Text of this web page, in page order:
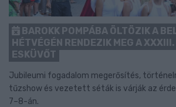
BAROKK POMPÁBA ÖLTÖZIK A
HÉTVÉGÉN RENDEZIK MEG A
ESKÜVŐT
Jubileumi fogadalom megerősítés,
tűzshow és vezetett séták is várják az
7–8-án.